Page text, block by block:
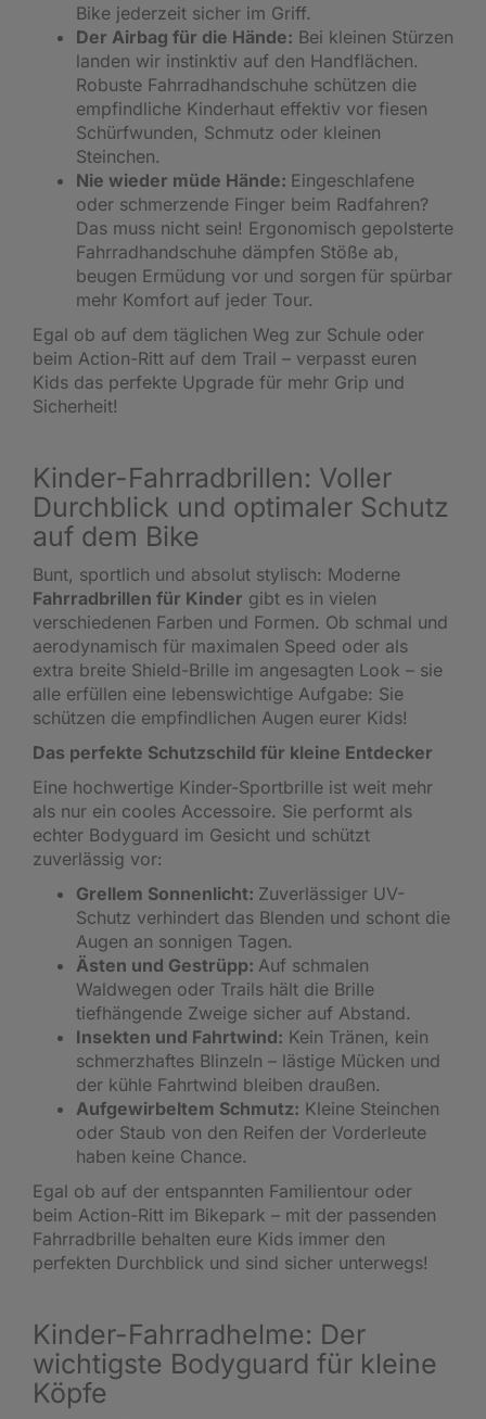
Bike jederzeit sicher im Griff.
Der Airbag für die Hände: Bei kleinen Stürzen
landen wir instinktiv auf den Handflächen.
Robuste Fahrradhandschuhe schützen die
empfindliche Kinderhaut effektiv vor fiesen
Schürfwunden, Schmutz oder kleinen
Steinchen.
Nie wieder müde Hände: Eingeschlafene
oder schmerzende Finger beim Radfahren?
Das muss nicht sein! Ergonomisch gepolsterte
Fahrradhandschuhe dämpfen Stöße ab,
beugen Ermüdung vor und sorgen für spürbar
mehr Komfort auf jeder Tour.
Egal ob auf dem täglichen Weg zur Schule oder
beim Action-Ritt auf dem Trail – verpasst euren
Kids das perfekte Upgrade für mehr Grip und
Sicherheit!
Kinder-Fahrradbrillen: Voller
Durchblick und optimaler Schutz
auf dem Bike
Bunt, sportlich und absolut stylisch: Moderne
Fahrradbrillen für Kinder gibt es in vielen
verschiedenen Farben und Formen. Ob schmal und
aerodynamisch für maximalen Speed oder als
extra breite Shield-Brille im angesagten Look – sie
alle erfüllen eine lebenswichtige Aufgabe: Sie
schützen die empfindlichen Augen eurer Kids!
Das perfekte Schutzschild für kleine Entdecker
Eine hochwertige Kinder-Sportbrille ist weit mehr
als nur ein cooles Accessoire. Sie performt als
echter Bodyguard im Gesicht und schützt
zuverlässig vor:
Grellem Sonnenlicht: Zuverlässiger UV-
Schutz verhindert das Blenden und schont die
Augen an sonnigen Tagen.
Ästen und Gestrüpp: Auf schmalen
Waldwegen oder Trails hält die Brille
tiefhängende Zweige sicher auf Abstand.
Insekten und Fahrtwind: Kein Tränen, kein
schmerzhaftes Blinzeln – lästige Mücken und
der kühle Fahrtwind bleiben draußen.
Aufgewirbeltem Schmutz: Kleine Steinchen
oder Staub von den Reifen der Vorderleute
haben keine Chance.
Egal ob auf der entspannten Familientour oder
beim Action-Ritt im Bikepark – mit der passenden
Fahrradbrille behalten eure Kids immer den
perfekten Durchblick und sind sicher unterwegs!
Kinder-Fahrradhelme: Der
wichtigste Bodyguard für kleine
Köpfe